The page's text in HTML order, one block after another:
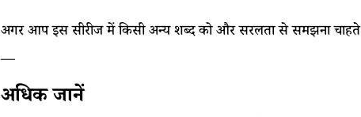
​​अगर​ ​आप​ ​इस​ ​सीरीज​ ​में​ ​किसी​ ​अन्य​ ​शब्द​ ​को और सरलता से समझना​
—
​​अधिक जानें​